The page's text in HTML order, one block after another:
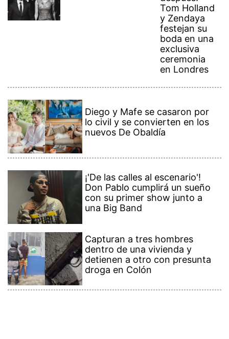
Tom Holland
y Zendaya
festejan su
boda en una
exclusiva
ceremonia
en Londres
Diego y Mafe se casaron por
lo civil y se convierten en los
nuevos De Obaldía
¡'De las calles al escenario'!
Don Pablo cumplirá un sueño
con su primer show junto a
una Big Band
Capturan a tres hombres
dentro de una vivienda y
detienen a otro con presunta
droga en Colón